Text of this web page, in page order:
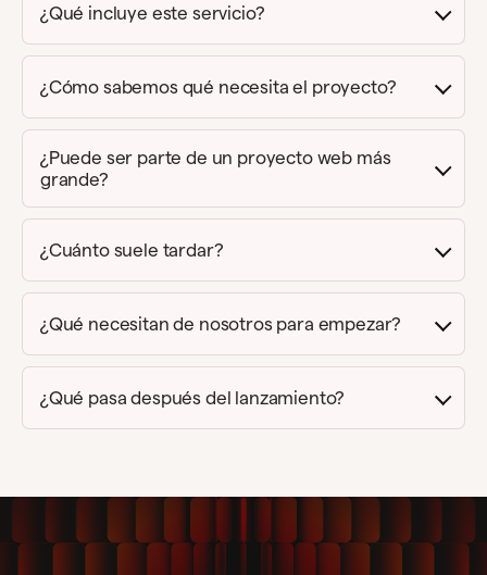
¿Qué incluye este servicio?
¿Cómo sabemos qué necesita el proyecto?
¿Puede ser parte de un proyecto web más
grande?
¿Cuánto suele tardar?
¿Qué necesitan de nosotros para empezar?
¿Qué pasa después del lanzamiento?